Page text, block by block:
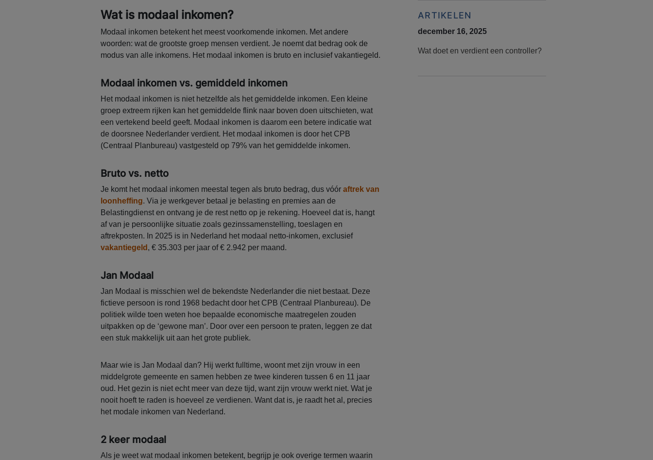
Wat is modaal inkomen?
Modaal inkomen betekent het meest voorkomende inkomen. Met andere
woorden: wat de grootste groep mensen verdient. Je noemt dat bedrag ook de
modus van alle inkomens. Het modaal inkomen is bruto en inclusief vakantiegeld.
Modaal inkomen vs. gemiddeld inkomen
Het modaal inkomen is niet hetzelfde als het gemiddelde inkomen. Een kleine
groep extreem rijken kan het gemiddelde flink naar boven doen uitschieten, wat
een vertekend beeld geeft. Modaal inkomen is daarom een betere indicatie wat
de doorsnee Nederlander verdient. Het modaal inkomen is door het CPB
(Centraal Planbureau) vastgesteld op 79% van het gemiddelde inkomen.
Bruto vs. netto
Je komt het modaal inkomen meestal tegen als bruto bedrag, dus vóór aftrek van
loonheffing. Via je werkgever betaal je belasting en premies aan de
Belastingdienst en ontvang je de rest netto op je rekening. Hoeveel dat is, hangt
af van je persoonlijke situatie zoals gezinssamenstelling, toeslagen en
aftrekposten. In 2025 is in Nederland het modaal netto-inkomen, exclusief
vakantiegeld , € 35.303 per jaar of € 2.942 per maand.
Jan Modaal
Jan Modaal is misschien wel de bekendste Nederlander die niet bestaat. Deze
fictieve persoon is rond 1968 bedacht door het CPB (Centraal Planbureau). De
politiek wilde toen weten hoe bepaalde economische maatregelen zouden
uitpakken op de ‘gewone man’. Door over een persoon te praten, leggen ze dat
een stuk makkelijk uit aan het grote publiek.
Maar wie is Jan Modaal dan? Hij werkt fulltime, woont met zijn vrouw in een
middelgrote gemeente en samen hebben ze twee kinderen tussen 6 en 11 jaar
oud. Het gezin is niet echt meer van deze tijd, want zijn vrouw werkt niet. Wat je
nooit hoeft te raden is hoeveel ze verdienen. Want dat is, je raadt het al, precies
het modale inkomen van Nederland.
2 keer modaal
Als je weet wat modaal inkomen betekent, begrijp je ook overige termen waarin
ARTIKELEN
december 16, 2025
Wat doet en verdient een controller?